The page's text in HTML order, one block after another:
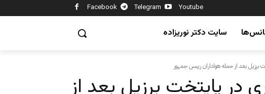
Facebook Telegram Youtube
سایت دکتر نوریزاده
در پایتخت برزیل بعد از